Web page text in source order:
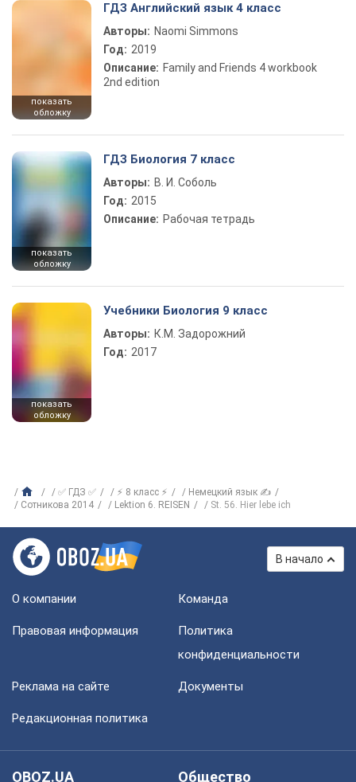
показать
обложку
ГДЗ Английский язык 4 класс
Авторы: Naomi Simmons
Год: 2019
Описание: Family and Friends 4 workbook
2nd edition
показать
обложку
ГДЗ Биология 7 класс
Авторы: В. И. Соболь
Год: 2015
Описание: Рабочая тетрадь
показать
обложку
Учебники Биология 9 класс
Авторы: К.М. Задорожний
Год: 2017
✅ ГДЗ ✅ ⚡ 8 класс ⚡
Немецкий язык ✍
Сотникова 2014
Lektion 6. REISEN St. 56. Hier lebe ich
В начало
О компании Команда
Правовая информация
Политика
конфиденциальности
Реклама на сайте Документы
Редакционная политика
OBOZ.UA
Общество